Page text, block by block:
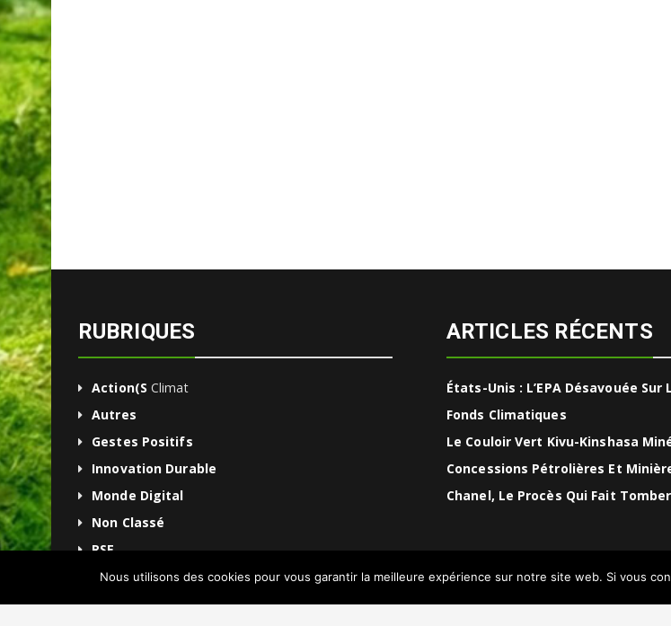
RUBRIQUES
Action(s Climat
Autres
Gestes Positifs
Innovation Durable
Monde Digital
Non Classé
RSE
Une
ARTICLES RÉCENTS
États-Unis : L’EPA Désavouée Sur
Fonds Climatiques
Le Couloir Vert Kivu-Kinshasa
Concessions Pétrolières Et
Chanel, Le Procès Qui Fait
Nous utilisons des cookies pour vous garantir la meilleure expérience sur notre site web. Si vous